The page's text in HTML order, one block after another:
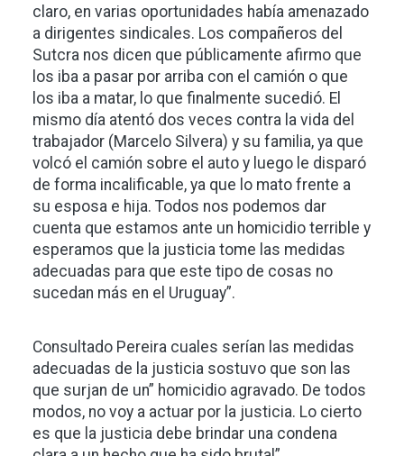
claro, en varias oportunidades había amenazado
a dirigentes sindicales. Los compañeros del
Sutcra nos dicen que públicamente afirmo que
los iba a pasar por arriba con el camión o que
los iba a matar, lo que finalmente sucedió. El
mismo día atentó dos veces contra la vida del
trabajador (Marcelo Silvera) y su familia, ya que
volcó el camión sobre el auto y luego le disparó
de forma incalificable, ya que lo mato frente a
su esposa e hija. Todos nos podemos dar
cuenta que estamos ante un homicidio terrible y
esperamos que la justicia tome las medidas
adecuadas para que este tipo de cosas no
sucedan más en el Uruguay”.
Consultado Pereira cuales serían las medidas
adecuadas de la justicia sostuvo que son las
que surjan de un” homicidio agravado. De todos
modos, no voy a actuar por la justicia. Lo cierto
es que la justicia debe brindar una condena